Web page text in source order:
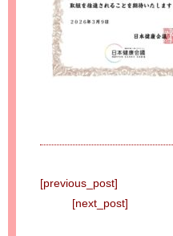
[previous_post]
[next_post]